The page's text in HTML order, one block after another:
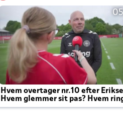
Hvem overtager nr.10 efter
Hvem glemmer sit pas? Hvem
Joachim altid til efter kampe?